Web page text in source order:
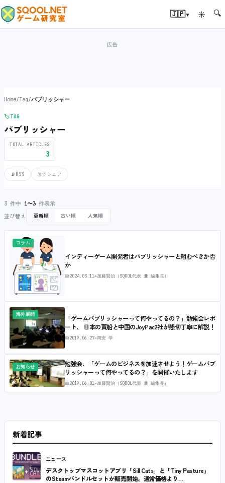
🇯🇵▾ ☀ 🔍
Home/Tag/パブリッシャー
🏷️TAG
パブリッシャー
TOTAL ARTICLES
3
📡 RSS 𝕏でシェア
3 件中 1〜3 件表示
並び替え 更新順 古い順 人気順
コラム
インディーゲーム開発者はパブリッシャーと組むべきか否
か
📅2024.03.11✍加藤賢治（SQOOL代表 兼 編集長）
海外展開
「ゲームパブリッシャーって何やってるの？」勉強会レポ
ート、 日本の賈船と中国のJoyPac2社が懇切丁寧に解説！
📅2019.06.27✍岡安 学
お知らせ
勉強会、「ゲームのビジネスを加速させよう！ゲームパブ
リッシャーって何やってるの？」を開催いたします
📅2019.06.01✍加藤賢治（SQOOL代表 兼 編集長）
新着記事
ニュース
デスクトップマスコットアプリ「Sill Cats」と「Tiny Pasture」
のSteamバンドルセットが販売開始。通常価格より…